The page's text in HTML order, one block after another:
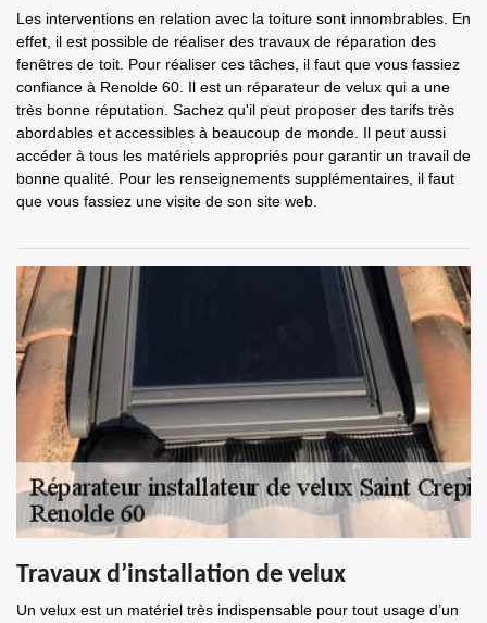
Les interventions en relation avec la toiture sont innombrables. En
effet, il est possible de réaliser des travaux de réparation des
fenêtres de toit. Pour réaliser ces tâches, il faut que vous fassiez
confiance à Renolde 60. Il est un réparateur de velux qui a une
très bonne réputation. Sachez qu'il peut proposer des tarifs très
abordables et accessibles à beaucoup de monde. Il peut aussi
accéder à tous les matériels appropriés pour garantir un travail de
bonne qualité. Pour les renseignements supplémentaires, il faut
que vous fassiez une visite de son site web.
Travaux d’installation de velux
Un velux est un matériel très indispensable pour tout usage d’un